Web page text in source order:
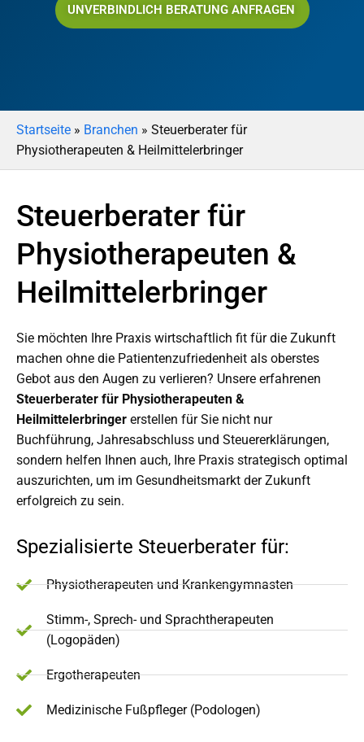
UNVERBINDLICH BERATUNG ANFRAGEN
Startseite » Branchen » Steuerberater für
Physiotherapeuten & Heilmittelerbringer
Steuerberater für
Physiotherapeuten &
Heilmittelerbringer
Sie möchten Ihre Praxis wirtschaftlich fit für die Zukunft
machen ohne die Patientenzufriedenheit als oberstes
Gebot aus den Augen zu verlieren? Unsere erfahrenen
Steuerberater für Physiotherapeuten &
Heilmittelerbringer erstellen für Sie nicht nur
Buchführung, Jahresabschluss und Steuererklärungen,
sondern helfen Ihnen auch, Ihre Praxis strategisch optimal
auszurichten, um im Gesundheitsmarkt der Zukunft
erfolgreich zu sein.
Spezialisierte Steuerberater für:
Physiotherapeuten und Krankengymnasten
Stimm-, Sprech- und Sprachtherapeuten
(Logopäden)
Ergotherapeuten
Medizinische Fußpfleger (Podologen)